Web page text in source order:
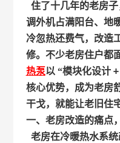
住了十几年的老房
调外机占满阳台、地
冷忽热还费气，改造
修。不少老房住户都
热泵以 “模块化设计 +
核心优势，成为老房
干戈，就能让老旧住
一、老房改造的痛点
老房在冷暖热水系统